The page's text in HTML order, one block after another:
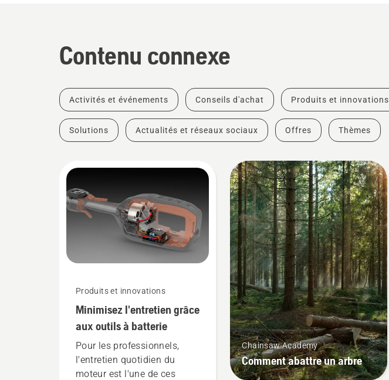
Contenu connexe
Activités et événements Conseils d'achat Produits et innovations
Solutions Actualités et réseaux sociaux Offres Thèmes
Produits et innovations
Minimisez l'entretien grâce
aux outils à batterie
Pour les professionnels,
l'entretien quotidien du
moteur est l'une de ces
Chainsaw Academy
Comment abattre un arbre